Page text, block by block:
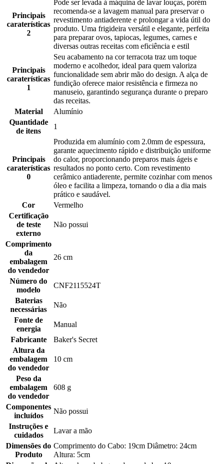
Principais
caraterísticas
2
Pode ser levada à máquina de lavar louças, porém
recomenda-se a lavagem manual para preservar o
revestimento antiaderente e prolongar a vida útil do
produto. Uma frigideira versátil e elegante, perfeita
para preparar ovos, tapiocas, legumes, carnes e
diversas outras receitas com eficiência e estil
Principais
caraterísticas
1
Seu acabamento na cor terracota traz um toque
moderno e acolhedor, ideal para quem valoriza
funcionalidade sem abrir mão do design. A alça de
fundição oferece maior resistência e firmeza no
manuseio, garantindo segurança durante o preparo
das receitas.
Material
Alumínio
Quantidade
de itens
1
Principais
caraterísticas
0
Produzida em alumínio com 2.0mm de espessura,
garante aquecimento rápido e distribuição uniforme
do calor, proporcionando preparos mais ágeis e
resultados no ponto certo. Com revestimento
cerâmico antiaderente, permite cozinhar com menos
óleo e facilita a limpeza, tornando o dia a dia mais
prático e saudável.
Cor
Vermelho
Certificação
de teste
externo
Não possui
Comprimento
da
embalagem
do vendedor
26 cm
Número do
modelo
CNF2115524T
Baterias
necessárias
Não
Fonte de
energia
Manual
Fabricante
Baker's Secret
Altura da
embalagem
do vendedor
10 cm
Peso da
embalagem
do vendedor
608 g
Componentes
incluídos
Não possui
Instruções e
cuidados
Lavar a mão
Dimensões do
Produto
Comprimento do Cabo: 19cm Diâmetro: 24cm
Altura: 5cm